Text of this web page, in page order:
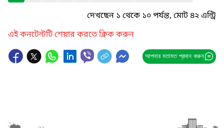
দেখছেন ১ থেকে ১০ পর্যন্ত, মোট ৪২ এন্ট্রি
এই কনটেন্টটি শেয়ার করতে ক্লিক করুন
আপনার মতামত প্রদান করুন